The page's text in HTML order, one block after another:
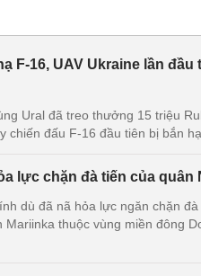
F-16, UAV Ukraine lần đầu
Ural đã treo thưởng 15 triệu
chiến đấu F-16 đầu tiên bị bắn
lực chặn đà tiến của quân
dù đã nã hỏa lực ngăn chặn
thuộc vùng miền đông